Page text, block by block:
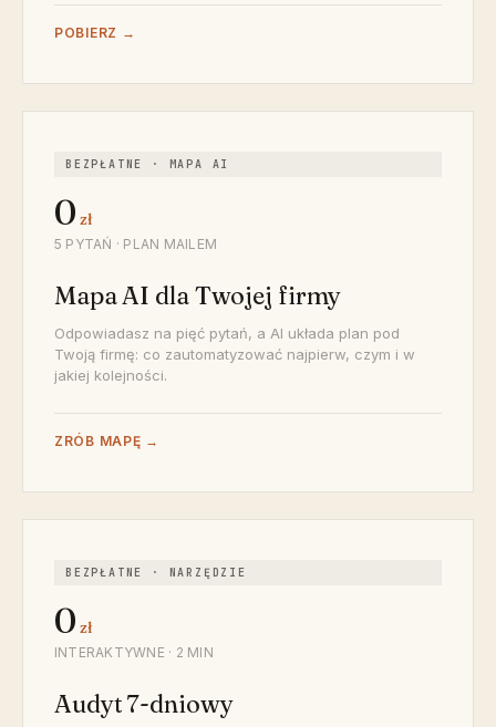
POBIERZ →
BEZPŁATNE · MAPA AI
0 zł
5 PYTAŃ · PLAN MAILEM
Mapa AI dla Twojej firmy
Odpowiadasz na pięć pytań, a AI układa plan pod
Twoją firmę: co zautomatyzować najpierw, czym i w
jakiej kolejności.
ZRÓB MAPĘ →
BEZPŁATNE · NARZĘDZIE
0 zł
INTERAKTYWNE · 2 MIN
Audyt 7-dniowy